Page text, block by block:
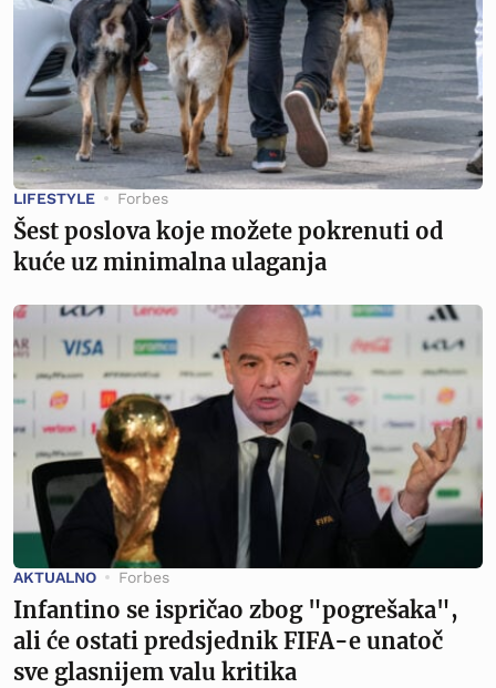
LIFESTYLE Forbes
Šest poslova koje možete pokrenuti od
kuće uz minimalna ulaganja
AKTUALNO Forbes
Infantino se ispričao zbog "pogrešaka",
ali će ostati predsjednik FIFA-e unatoč
sve glasnijem valu kritika